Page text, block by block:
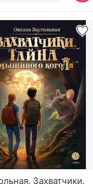
Захватчики.